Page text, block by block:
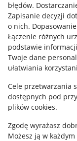
błędów.
Zapisanie decyzji
o nich.
Łączenie różnych
podstawie
Twoje dane
ułatwiania
Cele przetwarzania
dostępnych pod
plików cookies.
Zgodę wyrażasz
Możesz ją w
Informacje
Regulamin
Polityka plików
Ustawienia plików
Udostępnianie
Informacje dla Aktu
Pobierz aplikację